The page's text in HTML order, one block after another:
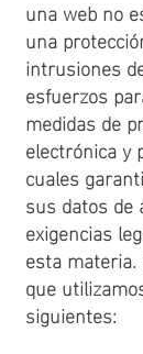
una web no
una
intrusiones
esfuerzos
medidas de
electrónica y
cuales
sus datos de
exigencias
esta
que
siguientes: